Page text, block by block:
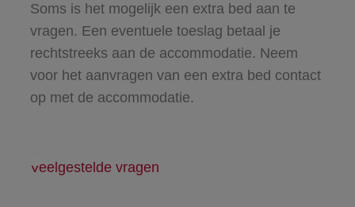
Soms is het mogelijk een extra bed aan te
vragen. Een eventuele toeslag betaal je
rechtstreeks aan de accommodatie. Neem
voor het aanvragen van een extra bed contact
op met de accommodatie.
Veelgestelde vragen